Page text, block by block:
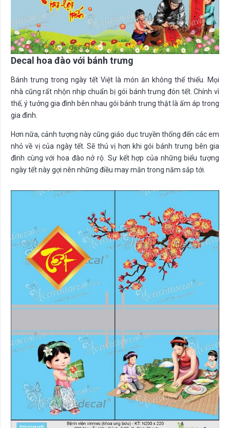
Decal hoa đào với bánh trưng
Bánh trưng trong ngày tết Việt là món ăn không thể thiếu. Mọi
nhà cũng rất nhộn nhịp chuẩn bị gói bánh trưng đón tết. Chính vì
thế, ý tưởng gia đình bên nhau gói bánh trưng thật là ấm áp trong
gia đình.
Hơn nữa, cảnh tượng này cũng giáo dục truyền thống đến các em
nhỏ về vị của ngày tết. Sẽ thú vị hơn khi gói bánh trưng bên gia
đình cùng với hoa đào nở rộ. Sự kết hợp của những biểu tượng
ngày tết này gợi nên những điều may mắn trong năm sắp tới.